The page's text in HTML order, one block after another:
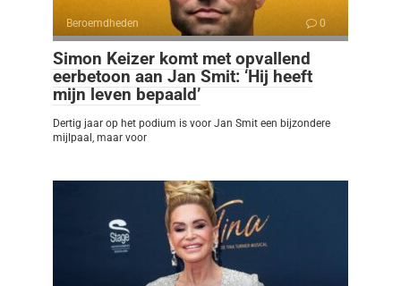
Beroemdheden 0
Simon Keizer komt met opvallend
eerbetoon aan Jan Smit: ‘Hij heeft
mijn leven bepaald’
Dertig jaar op het podium is voor Jan Smit een bijzondere
mijlpaal, maar voor